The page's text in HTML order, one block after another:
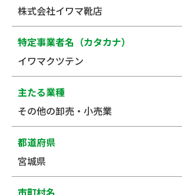
株式会社イワマ靴店
特定事業者名（カタカナ）
イワマクツテン
主たる業種
その他の卸売・小売業
都道府県
宮城県
市町村名